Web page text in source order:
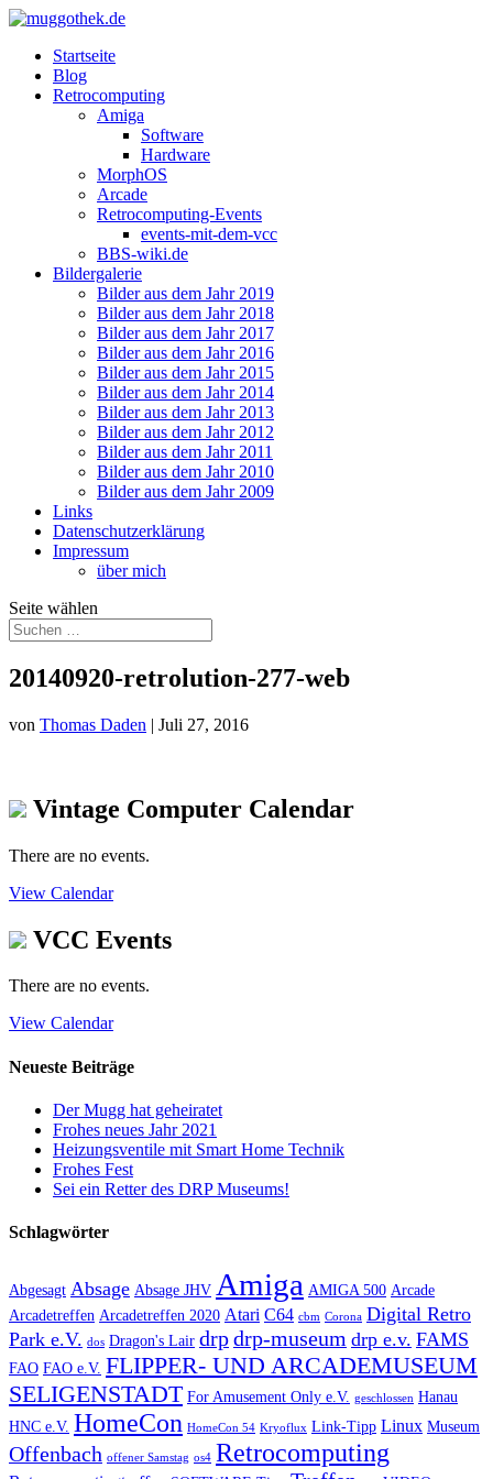
Startseite
Blog
Retrocomputing
Amiga
Software
Hardware
MorphOS
Arcade
Retrocomputing-Events
events-mit-dem-vcc
BBS-wiki.de
Bildergalerie
Bilder aus dem Jahr 2019
Bilder aus dem Jahr 2018
Bilder aus dem Jahr 2017
Bilder aus dem Jahr 2016
Bilder aus dem Jahr 2015
Bilder aus dem Jahr 2014
Bilder aus dem Jahr 2013
Bilder aus dem Jahr 2012
Bilder aus dem Jahr 2011
Bilder aus dem Jahr 2010
Bilder aus dem Jahr 2009
Links
Datenschutzerklärung
Impressum
über mich
Seite wählen
20140920-retrolution-277-web
von Thomas Daden | Juli 27, 2016
Vintage Computer Calendar
There are no events.
View Calendar
VCC Events
There are no events.
View Calendar
Neueste Beiträge
Der Mugg hat geheiratet
Frohes neues Jahr 2021
Heizungsventile mit Smart Home Technik
Frohes Fest
Sei ein Retter des DRP Museums!
Schlagwörter
Abgesagt Absage Absage JHV Amiga AMIGA 500 Arcade
Arcadetreffen Arcadetreffen 2020 Atari C64 cbm Corona Digital Retro
Park e.V. dos Dragon's Lair drpdrp-museum drp e.v. FAMS
FAO FAO e.V. FLIPPER- UND ARCADEMUSEUM
SELIGENSTADT For Amusement Only e.V. geschlossen Hanau
HNC e.V. HomeCon HomeCon 54 Kryoflux Link-Tipp Linux Museum
Offenbach offener Samstag os4 Retrocomputing